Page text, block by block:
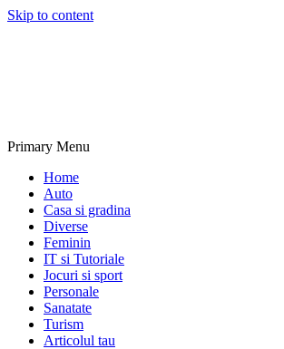
Skip to content
Primary Menu
Home
Auto
Casa si gradina
Diverse
Feminin
IT si Tutoriale
Jocuri si sport
Personale
Sanatate
Turism
Articolul tau